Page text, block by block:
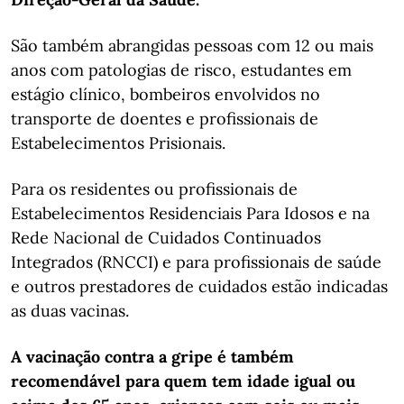
São também abrangidas pessoas com 12 ou mais
anos com patologias de risco, estudantes em
estágio clínico, bombeiros envolvidos no
transporte de doentes e profissionais de
Estabelecimentos Prisionais.
Para os residentes ou profissionais de
Estabelecimentos Residenciais Para Idosos e na
Rede Nacional de Cuidados Continuados
Integrados (RNCCI) e para profissionais de saúde
e outros prestadores de cuidados estão indicadas
as duas vacinas.
A vacinação contra a gripe é também
recomendável para quem tem idade igual ou